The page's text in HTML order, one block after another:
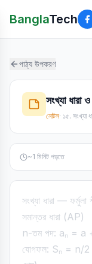
BanglaTech
পাঠ্য উপকরণ
সংখ্যা ধারা
নোটস· ১৫. সংখ্যা
~1 মিনিট পড়তে
সংখ্যা ধারা — ফর্মুলা
সমান্তর ধারা (AP)
n-তম পদ: aₙ = a
যোগফল: Sₙ = n/